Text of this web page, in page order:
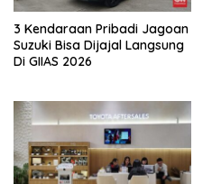
3 Kendaraan Pribadi Jagoan
Suzuki Bisa Dijajal Langsung
Di GIIAS 2026